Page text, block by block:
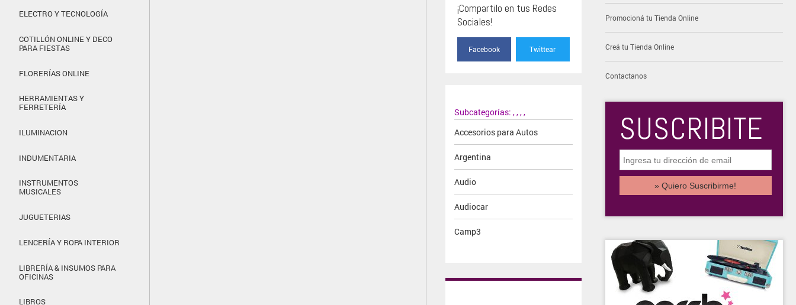
ELECTRO Y TECNOLOGÍA
COTILLÓN ONLINE Y DECO
PARA FIESTAS
FLORERÍAS ONLINE
HERRAMIENTAS Y
FERRETERÍA
ILUMINACION
INDUMENTARIA
INSTRUMENTOS
MUSICALES
JUGUETERIAS
LENCERÍA Y ROPA INTERIOR
LIBRERÍA & INSUMOS PARA
OFICINAS
LIBROS
¡Compartilo en tus Redes
Sociales!
Facebook Twittear
Subcategorías:
Accesorios para Autos
,
Argentina
,
Audio
,
Audiocar
,
Camp3
Promocioná tu Tienda Online
Creá tu Tienda Online
Contactanos
SUSCRIBITE